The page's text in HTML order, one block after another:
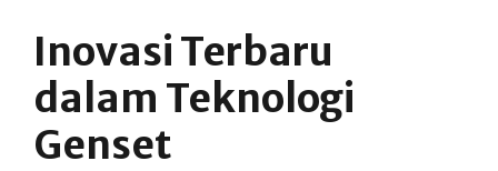
Inovasi Terbaru
dalam Teknologi
Genset